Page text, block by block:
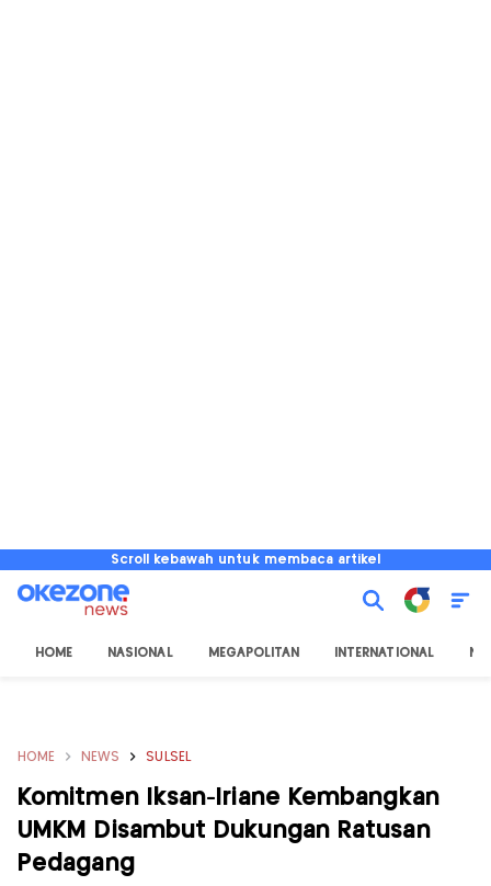
Scroll kebawah untuk membaca artikel
HOME NASIONAL MEGAPOLITAN INTERNATIONAL
HOME NEWS SULSEL
Komitmen Iksan-Iriane Kembangkan
UMKM Disambut Dukungan Ratusan
Pedagang